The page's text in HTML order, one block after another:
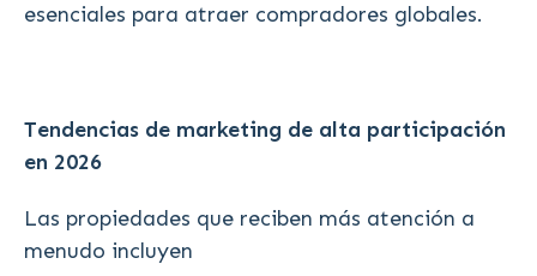
esenciales para atraer compradores globales.
Tendencias de marketing de alta participación
en 2026
Las propiedades que reciben más atención a
menudo incluyen